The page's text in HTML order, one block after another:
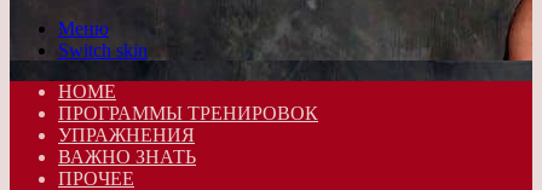
Меню
Switch skin
HOME
ПРОГРАММЫ ТРЕНИРОВОК
УПРАЖНЕНИЯ
ВАЖНО ЗНАТЬ
ПРОЧЕЕ